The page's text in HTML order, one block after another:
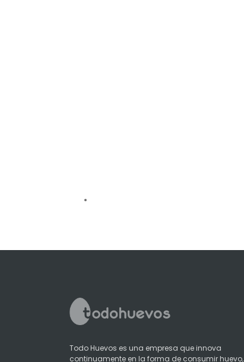
Todo Huevos es una empresa que innova
continuamente en la forma de consumir huevo,